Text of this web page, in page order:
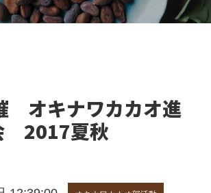
オキナワカカオ進
2017夏秋